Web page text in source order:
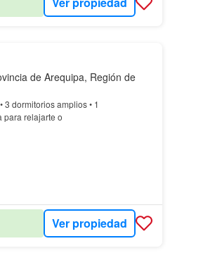
de Arequipa, Región de
para relajarte o
Ver propiedad